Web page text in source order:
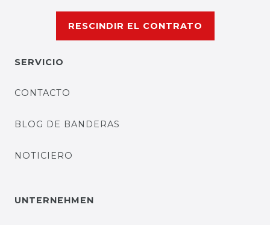
RESCINDIR EL CONTRATO
SERVICIO
CONTACTO
BLOG DE BANDERAS
NOTICIERO
UNTERNEHMEN